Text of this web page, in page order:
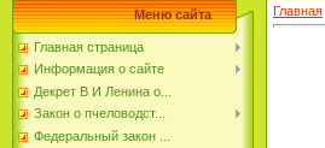
Меню сайта
Главная страница
Информация о сайте
Декрет В И Ленина о...
Закон о пчеловодст...
Федеральный закон ...
Главная